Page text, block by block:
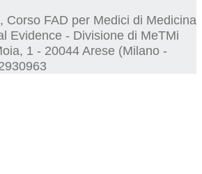
Corso FAD per Medici di Medicina
Evidence - Divisione di MeTMi
1 - 20044 Arese (Milano -